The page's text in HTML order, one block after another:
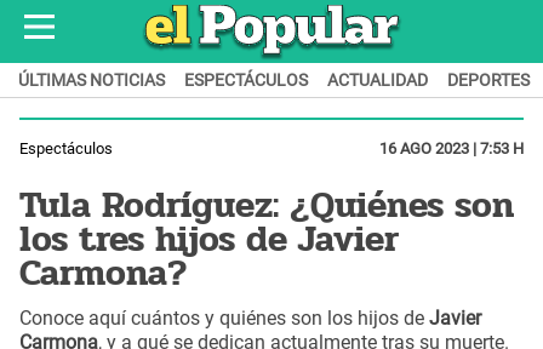
ÚLTIMAS NOTICIAS ESPECTÁCULOS ACTUALIDAD DEPORTES
Espectáculos 16 AGO 2023 | 7:53 H
Tula Rodríguez: ¿Quiénes son
los tres hijos de Javier
Carmona?
Conoce aquí cuántos y quiénes son los hijos de Javier
Carmona, y a qué se dedican actualmente tras su muerte.